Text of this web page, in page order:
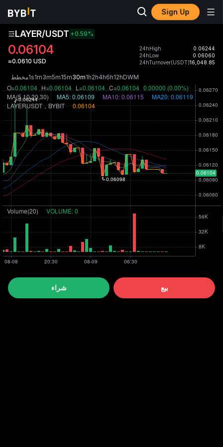
Sign Up
LAYER/USDT +0.59%
0.06104
≈0.0610 USD
24hHigh
0.06244
24hLow
0.06060
24hTurnover(USDT)16,048.85
مخطط1s1m3m5m15m30m1h2h4h6h12hDWM
شراء بيع